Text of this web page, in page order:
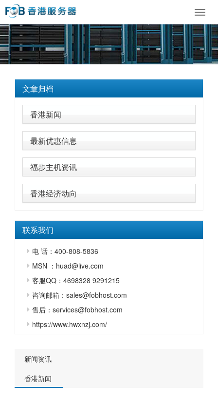
文章归档
香港新闻
最新优惠信息
福步主机资讯
香港经济动向
联系我们
电 话：400-808-5836
MSN ：huad@live.com
客服QQ：4698328 9291215
咨询邮箱：sales@fobhost.com
售后：services@fobhost.com
https://www.hwxnzj.com/
新闻资讯
香港新闻